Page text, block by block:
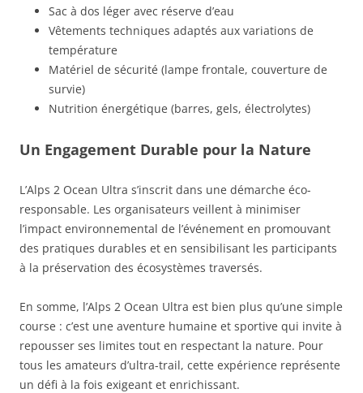
Sac à dos léger avec réserve d’eau
Vêtements techniques adaptés aux variations de
température
Matériel de sécurité (lampe frontale, couverture de
survie)
Nutrition énergétique (barres, gels, électrolytes)
Un Engagement Durable pour la Nature
L’Alps 2 Ocean Ultra s’inscrit dans une démarche éco-
responsable. Les organisateurs veillent à minimiser
l’impact environnemental de l’événement en promouvant
des pratiques durables et en sensibilisant les participants
à la préservation des écosystèmes traversés.
En somme, l’Alps 2 Ocean Ultra est bien plus qu’une simple
course : c’est une aventure humaine et sportive qui invite à
repousser ses limites tout en respectant la nature. Pour
tous les amateurs d’ultra-trail, cette expérience représente
un défi à la fois exigeant et enrichissant.